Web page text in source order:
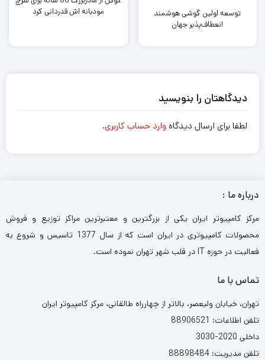
توسعه اولین گوشی‌ هوشمند
انعطاف‌پذیر جهان
مودبانه اش قدردانی کرد
دیدگاهتان را بنویسید
لطفا برای ارسال دیدگاهوارد حساب کاربری.
درباره ما :
مرکز کامپیوتر ایران یکی از بزرگترین و معتبرترین مراکز توزیع و فروش
محصولات کامپیوتری در ایران است که از سال 1377 تاسیس و شروع به
فعالیت در حوزه IT در قلب شهر تهران نموده است.
تماس با ما
تهران، خیابان ولیعصر، بالاتر از چهارراه طالقانی، مرکز کامپیوتر ایران
تلفن اطلاعات: 88906521
داخلی 2020-3030
تلفن مدیریت: 88898484